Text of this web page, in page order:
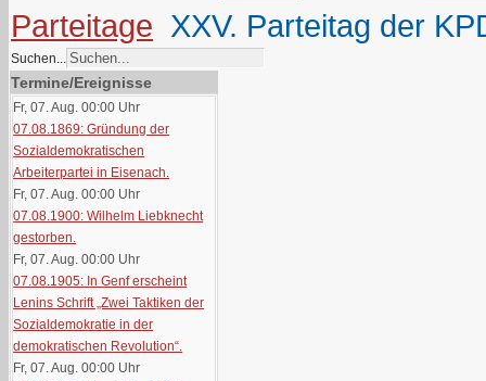
Parteitage XXV. Parteitag der
Suchen...
Termine/Ereignisse
Fr, 07. Aug. 00:00 Uhr
07.08.1869: Gründung der
Sozialdemokratischen
Arbeiterpartei in Eisenach.
Fr, 07. Aug. 00:00 Uhr
07.08.1900: Wilhelm Liebknecht
gestorben.
Fr, 07. Aug. 00:00 Uhr
07.08.1905: In Genf erscheint
Lenins Schrift „Zwei Taktiken der
Sozialdemokratie in der
demokratischen Revolution“.
Fr, 07. Aug. 00:00 Uhr